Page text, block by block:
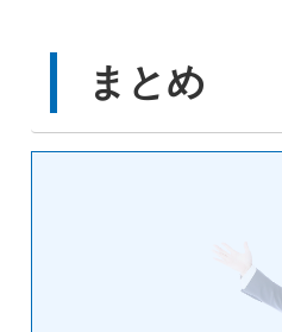
まとめ